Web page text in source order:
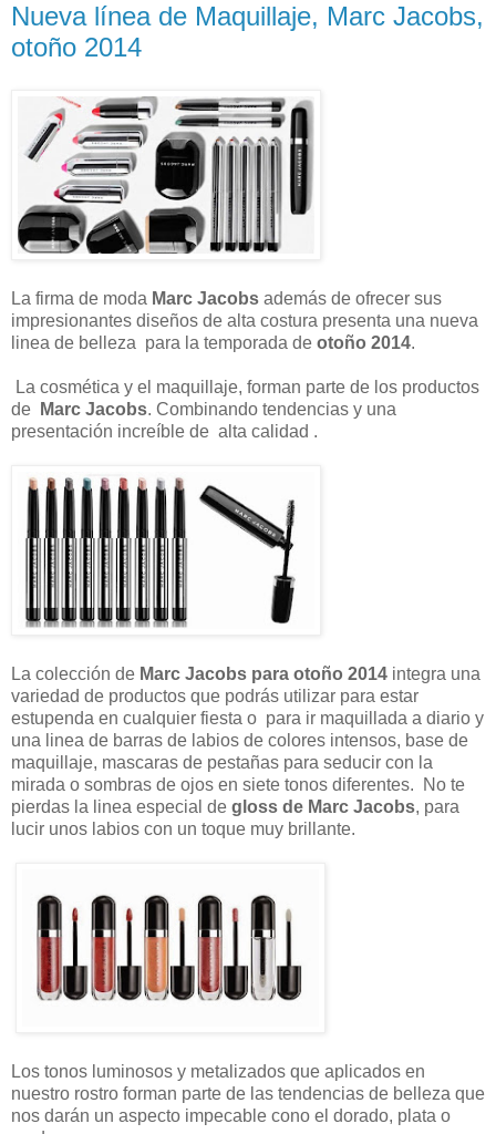
Nueva línea de Maquillaje, Marc Jacobs,
otoño 2014
La firma de moda Marc Jacobs además de ofrecer sus
impresionantes diseños de alta costura presenta una nueva
linea de belleza para la temporada de otoño 2014.
La cosmética y el maquillaje, forman parte de los productos
de
Marc Jacobs. Combinando tendencias y una
presentación increíble de alta calidad .
La colección de Marc Jacobs para otoño 2014 integra una
variedad de productos que podrás utilizar para estar
estupenda en cualquier fiesta o para ir maquillada a diario y
una linea de barras de labios de colores intensos, base de
maquillaje, mascaras de pestañas para seducir con la
mirada o sombras de ojos en siete tonos diferentes. No te
pierdas la linea especial de gloss de Marc Jacobs, para
lucir unos labios con un toque muy brillante.
Los tonos luminosos y metalizados que aplicados en
nuestro rostro forman parte de las tendencias de belleza que
nos darán un aspecto impecable cono el dorado, plata o